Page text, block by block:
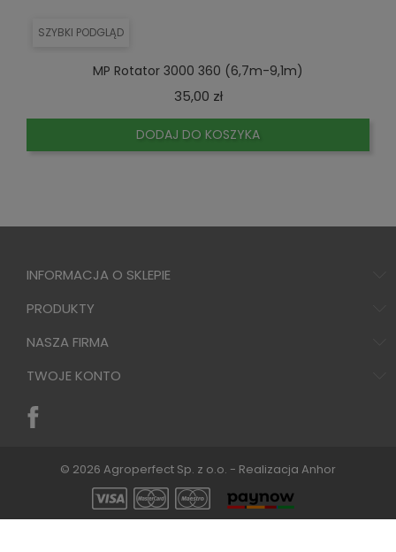
SZYBKI PODGLĄD
MP Rotator 3000 360 (6,7m-9,1m)
35,00 złCena
DODAJ DO KOSZYKA
INFORMACJA O SKLEPIE
PRODUKTY
NASZA FIRMA
TWOJE KONTO
© 2026 Agroperfect Sp. z o.o. - Realizacja Anhor